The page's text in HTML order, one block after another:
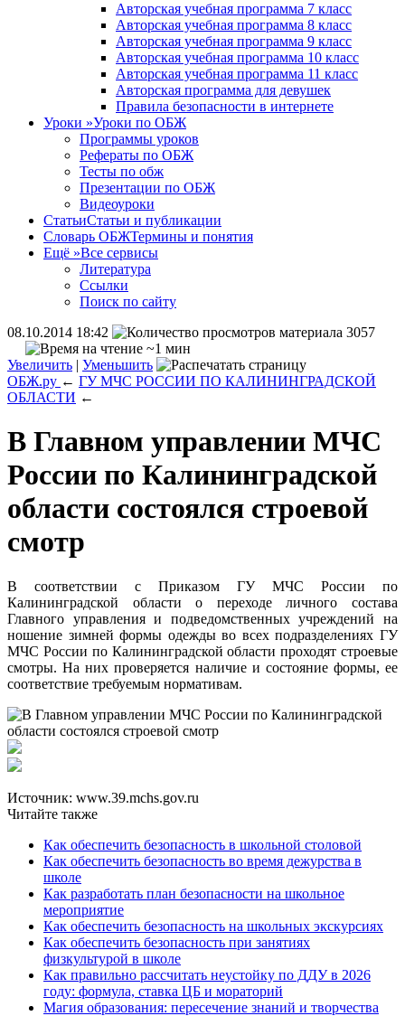
Авторская учебная программа 7 класс
Авторская учебная программа 8 класс
Авторская учебная программа 9 класс
Авторская учебная программа 10 класс
Авторская учебная программа 11 класс
Авторская программа для девушек
Правила безопасности в интернете
Уроки »Уроки по ОБЖ
Программы уроков
Рефераты по ОБЖ
Тесты по обж
Презентации по ОБЖ
Видеоуроки
СтатьиСтатьи и публикации
Словарь ОБЖТермины и понятия
Ещё »Все сервисы
Литература
Ссылки
Поиск по сайту
08.10.2014 18:42
3057
~1 мин
Увеличить | Уменьшить
ОБЖ.ру ← ГУ МЧС РОССИИ ПО КАЛИНИНГРАДСКОЙ
ОБЛАСТИ ←
В Главном управлении МЧС
России по Калининградской
области состоялся строевой
смотр
В соответствии с Приказом ГУ МЧС России по
Калининградской области о переходе личного состава
Главного управления и подведомственных учреждений на
ношение зимней формы одежды во всех подразделениях ГУ
МЧС России по Калининградской области проходят строевые
смотры. На них проверяется наличие и состояние формы, ее
соответствие требуемым нормативам.
Источник: www.39.mchs.gov.ru
Читайте также
Как обеспечить безопасность в школьной столовой
Как обеспечить безопасность во время дежурства в
школе
Как разработать план безопасности на школьное
мероприятие
Как обеспечить безопасность на школьных экскурсиях
Как обеспечить безопасность при занятиях
физкультурой в школе
Как правильно рассчитать неустойку по ДДУ в 2026
году: формула, ставка ЦБ и мораторий
Магия образования: пересечение знаний и творчества